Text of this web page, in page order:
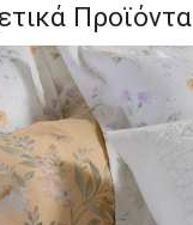
Προϊόντα